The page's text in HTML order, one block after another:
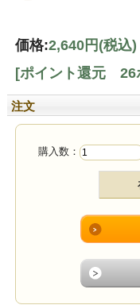
価格:2,640円 (税込)
[ポイント還元 26
注文
購入数：